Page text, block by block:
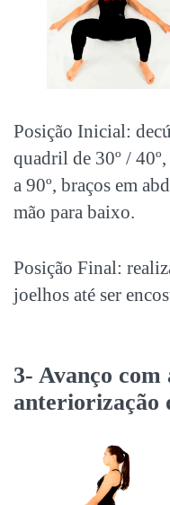
Posição Inicial:
quadril de 30º /
a 90º, braços em
mão para baixo.
Posição Final:
joelhos até ser
3- Avanço com
anteriorização